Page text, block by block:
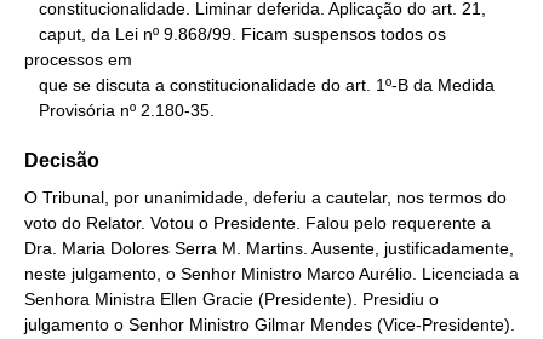
processos em
   Provisória nº 2.180-35.
Decisão
O Tribunal, por unanimidade, deferiu a cautelar, nos termos do
voto do Relator. Votou o Presidente. Falou pelo requerente a
Dra. Maria Dolores Serra M. Martins. Ausente, justificadamente,
neste julgamento, o Senhor Ministro Marco Aurélio. Licenciada a
Senhora Ministra Ellen Gracie (Presidente). Presidiu o
julgamento o Senhor Ministro Gilmar Mendes (Vice-Presidente).